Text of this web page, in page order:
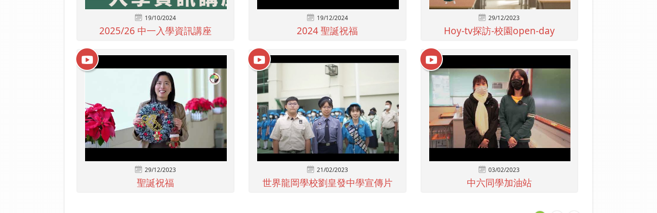
19/10/2024
2025/26 中一入學資訊講座
19/12/2024
2024 聖誕祝福
29/12/2023
Hoy-tv探訪-校園open-day
29/12/2023
聖誕祝福
21/02/2023
世界龍岡學校劉皇發中學宣傳片
03/02/2023
中六同學加油站